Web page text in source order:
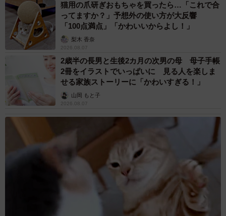
▽ホームページ
https://akutsuminako.studio.site/
▽『人生って大はしゃぎ！』（Kindle）
https://amzn.asia/d/g0PVJyD
猫用の爪研ぎおもちゃを買ったら…「これで合
ってますか？」予想外の使い方が大反響
「100点満点」「かわいいからよし！」
梨木 香奈
2026.08.07
2歳半の長男と生後2カ月の次男の母 母子手帳
2冊をイラストでいっぱいに 見る人を楽しま
せる家族ストーリーに「かわいすぎる！」
山岡 もと子
2026.08.07